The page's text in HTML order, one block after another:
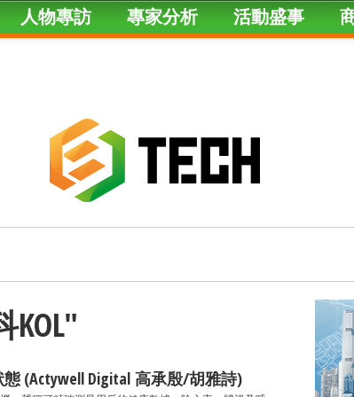
人物專訪 專家分析 活動盛事
(Actywell Digital 高承殷/胡雅詩)